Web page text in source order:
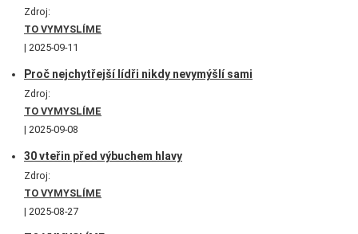
Zdroj:
TO VYMYSLÍME
2025-09-11
Proč nejchytřejší lídři nikdy nevymýšlí sami
Zdroj:
TO VYMYSLÍME
2025-09-08
30 vteřin před výbuchem hlavy
Zdroj:
TO VYMYSLÍME
2025-08-27